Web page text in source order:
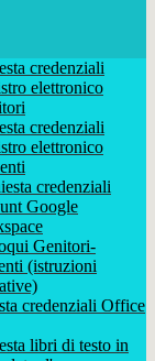
credenziali
elettronico
credenziali
elettronico
credenziali
Google
Genitori-
(istruzioni
credenziali Office
libri di testo in